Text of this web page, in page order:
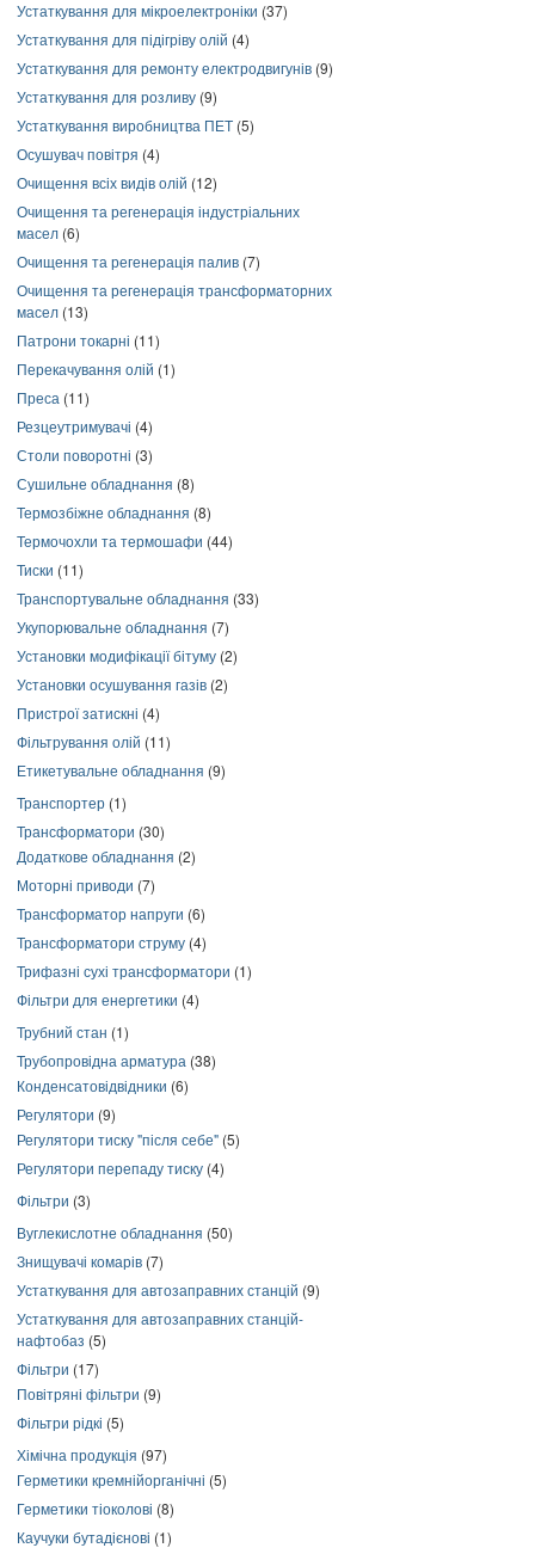
Устаткування для мікроелектроніки (37)
Устаткування для підігріву олій (4)
Устаткування для ремонту електродвигунів (9)
Устаткування для розливу (9)
Устаткування виробництва ПЕТ (5)
Осушувач повітря (4)
Очищення всіх видів олій (12)
Очищення та регенерація індустріальних
масел (6)
Очищення та регенерація палив (7)
Очищення та регенерація трансформаторних
масел (13)
Патрони токарні (11)
Перекачування олій (1)
Преса (11)
Резцеутримувачі (4)
Столи поворотні (3)
Сушильне обладнання (8)
Термозбіжне обладнання (8)
Термочохли та термошафи (44)
Тиски (11)
Транспортувальне обладнання (33)
Укупорювальне обладнання (7)
Установки модифікації бітуму (2)
Установки осушування газів (2)
Пристрої затискні (4)
Фільтрування олій (11)
Етикетувальне обладнання (9)
Транспортер (1)
Трансформатори (30)
Додаткове обладнання (2)
Моторні приводи (7)
Трансформатор напруги (6)
Трансформатори струму (4)
Трифазні сухі трансформатори (1)
Фільтри для енергетики (4)
Трубний стан (1)
Трубопровідна арматура (38)
Конденсатовідвідники (6)
Регулятори (9)
Регулятори тиску "після себе" (5)
Регулятори перепаду тиску (4)
Фільтри (3)
Вуглекислотне обладнання (50)
Знищувачі комарів (7)
Устаткування для автозаправних станцій (9)
Устаткування для автозаправних станцій-
нафтобаз (5)
Фільтри (17)
Повітряні фільтри (9)
Фільтри рідкі (5)
Хімічна продукція (97)
Герметики кремнійорганічні (5)
Герметики тіоколові (8)
Каучуки бутадієнові (1)